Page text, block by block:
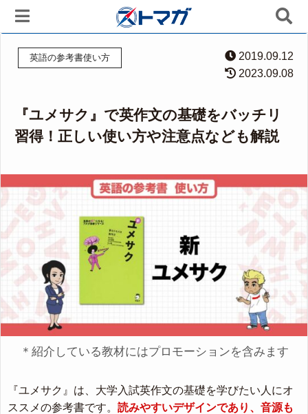
英語の参考書使い方
2019.09.12
2023.09.08
『ユメサク』で英作文の基礎をバッチリ
習得！正しい使い方や注意点なども解説
＊紹介している教材にはプロモーションを含みます
『ユメサク』は、大学入試英作文の基礎を学びたい人にオ
ススメの参考書です。 読みやすいデザインであり、音源も